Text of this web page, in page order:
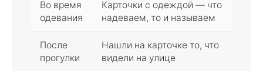
Во время
одевания
Карточки с одеждой — что
надеваем, то и называем
После
прогулки
Нашли на карточке то, что
видели на улице